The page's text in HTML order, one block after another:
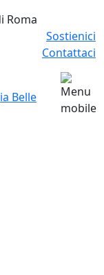
Roma
Sostienici
Contattaci